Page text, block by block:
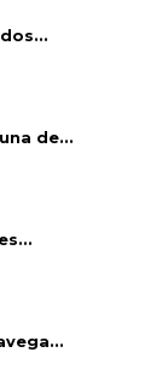
de...